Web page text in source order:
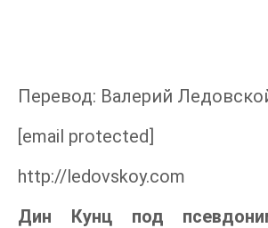
Перевод: Валерий
[email protected]
http://ledovskoy.com
Дин Кунц под